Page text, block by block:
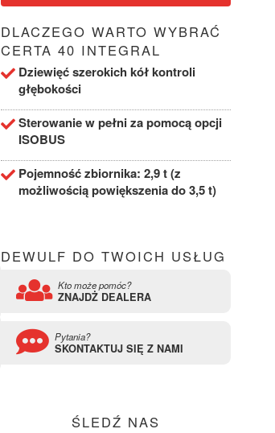
DLACZEGO WARTO WYBRAĆ
CERTA 40 INTEGRAL
Dziewięć szerokich kół kontroli
głębokości
Sterowanie w pełni za pomocą opcji
ISOBUS
Pojemność zbiornika: 2,9 t (z
możliwością powiększenia do 3,5 t)
DEWULF DO TWOICH USŁUG
Kto może pomóc?
ZNAJDŻ DEALERA
Pytania?
SKONTAKTUJ SIĘ Z NAMI
ŚLEDŹ NAS